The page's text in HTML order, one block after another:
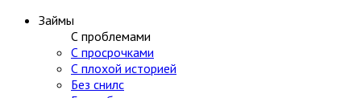
Займы
С проблемами
С просрочками
С плохой историей
Без снилс